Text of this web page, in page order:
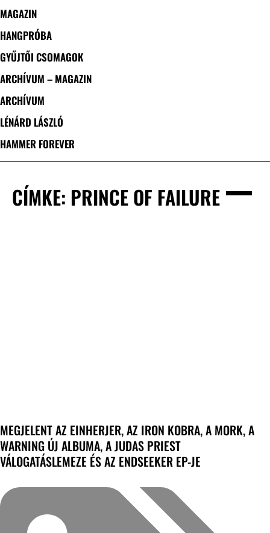
MAGAZIN
HANGPRÓBA
GYŰJTŐI CSOMAGOK
ARCHÍVUM – MAGAZIN
ARCHÍVUM
LÉNÁRD LÁSZLÓ
HAMMER FOREVER
CÍMKE: PRINCE OF FAILURE
MEGJELENT AZ EINHERJER, AZ IRON KOBRA, A MORK, A
WARNING ÚJ ALBUMA, A JUDAS PRIEST
VÁLOGATÁSLEMEZE ÉS AZ ENDSEEKER EP-JE